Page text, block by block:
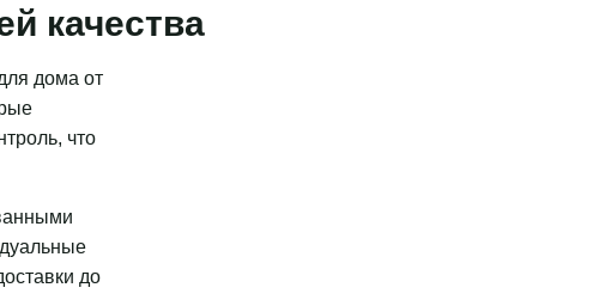
качества
дома от
что
до